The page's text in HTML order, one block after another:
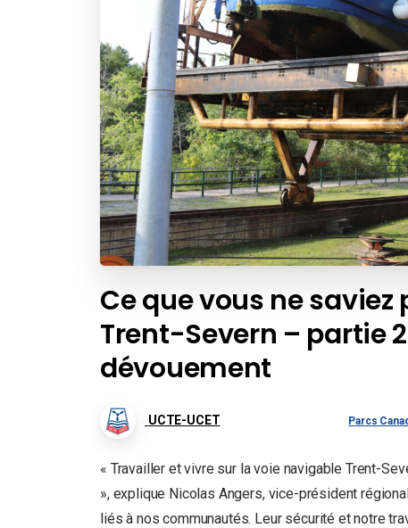
Ce que vous ne
Trent-Severn – partie
dévouement
UCTE-UCET Parcs
« Travailler et vivre sur la voie navigable Trent-
», explique Nicolas Angers, vice-président
liés à nos communautés. Leur sécurité et notre